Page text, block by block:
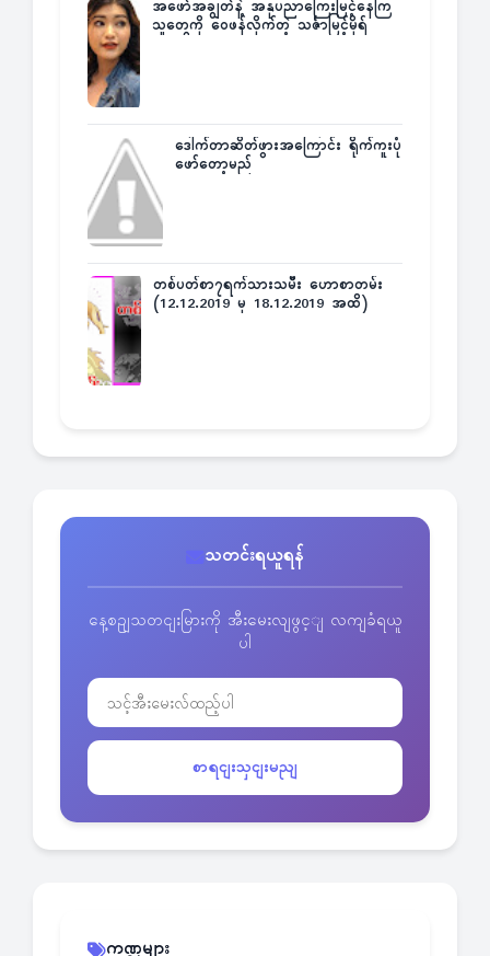
အဖော်အချွတ်နဲ့ အနုပညာကြေးမြင့်နေကြ
သူတွေကို ဝေဖန်လိုက်တဲ့ သင်္ဇာမြင့်မိုရ်
ဒေါက်တာဆိတ်ဖွားအကြောင်း ရိုက်ကူးပုံ
ဖော်တော့မည်
တစ်ပတ်စာ၇ရက်သားသမီး ဟောစာတမ်း
(12.12.2019 မှ 18.12.2019 အထိ)
သတင်းရယူရန်
နေ့စဥျသတငျးမြားကို အီးမေးလျဖွင့ျ လကျခံရယူ
ပါ
စာရငျးသှငျးမညျ
ကဏ္ဍများ